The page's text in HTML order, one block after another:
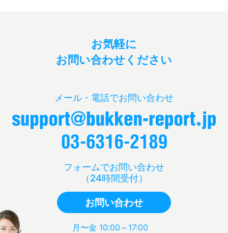
お気軽に
お問い合わせください
メール・電話でお問い合わせ
フォームでお問い合わせ
（24時間受付）
お問い合わせ
月〜金 10:00～17:00